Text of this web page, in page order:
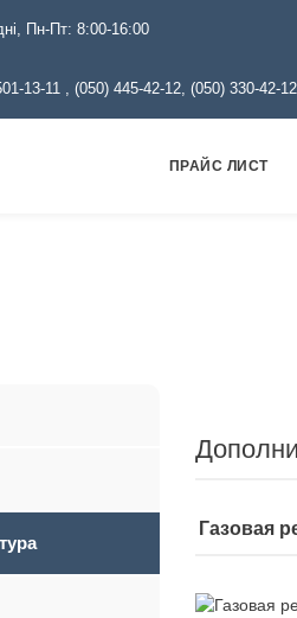
Пн-Пт: 8:00-16:00
13-11 , (050) 445-42-12, (050) 330-42-12
ПРАЙС ЛИСТ
Газовая